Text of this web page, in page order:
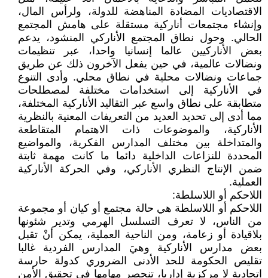
الاقتصاديات المضادة المناهضة للدولة، ولرأس المال،
وإنشاء مجتمعات أناركية مستقلة على هامش المجتمع
الحالي. وحول نطاق المجتمع الأناركي المنشود، يدعم
بعض الأناركيين عالما إنسانيا واحدا، عبر تنظيمات
ونضالات عالمية، في حين يفعل الآخرون ذلك عن طريق
جماعات ونضالات محلية في نطاق محلي. وأدى التنوع
في الأناركية إلى استخدامات مختلفة لمصطلحات
متطابقة على نطاق واسع عبر التقاليد الأناركية المختلفة،
مما أدى إلى تحديد العديد من التعريفات المعنية بالنظرية
الأناركية، والموضوعات ذات الاهتمام المتقاطعة
والمتداخلة بين مختلف المدارس الفكرية، والمواضيع
المحددة للنزاعات الداخلية دائما ما كانت مهمة ثابتة
ضمن الإنتاج النظري الأناركي، وفي الحركة الأناركية
العملية.
اللاحكم أو اللاسلطة:
اللاحكم أو اللاسلطة هي حالة مجتمع أو كيان أو مجموعة
من الناس، لا تعرف التسلسل الهرمي وتدير شئونها
بلاقيادة أو زعامة، ومن الناحية العملية، يمكن أنْ تقبل
بعض مدارس الأناركية وهيَ المدارس الفردية غالبا
تقليص الحكومة للحد الأدنى الضروري كدولة حارسة
اتحادية لا مركزية إداريا، تنحصر مهامها في تحقيق الأمن